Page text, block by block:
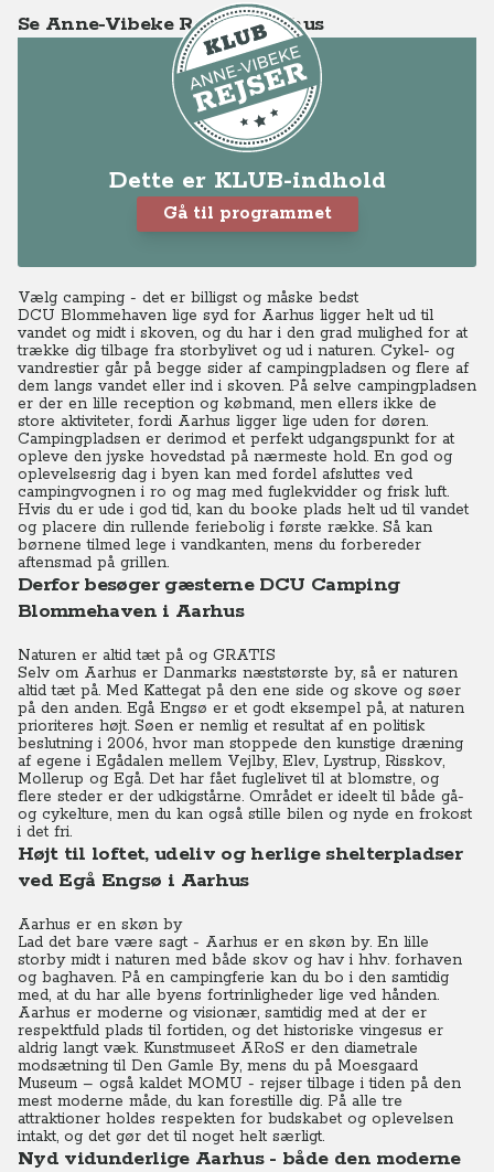
Se Anne-Vibeke Rejser - Aarhus
Dette er KLUB-indhold
Gå til programmet
Vælg camping - det er billigst og måske bedst
DCU Blommehaven lige syd for Aarhus ligger helt ud til
vandet og midt i skoven, og du har i den grad mulighed for at
trække dig tilbage fra storbylivet og ud i naturen. Cykel- og
vandrestier går på begge sider af campingpladsen og flere af
dem langs vandet eller ind i skoven. På selve campingpladsen
er der en lille reception og købmand, men ellers ikke de
store aktiviteter, fordi Aarhus ligger lige uden for døren.
Campingpladsen er derimod et perfekt udgangspunkt for at
opleve den jyske hovedstad på nærmeste hold. En god og
oplevelsesrig dag i byen kan med fordel afsluttes ved
campingvognen i ro og mag med fuglekvidder og frisk luft.
Hvis du er ude i god tid, kan du booke plads helt ud til vandet
og placere din rullende feriebolig i første række. Så kan
børnene tilmed lege i vandkanten, mens du forbereder
aftensmad på grillen.
Derfor besøger gæsterne DCU Camping
Blommehaven i Aarhus
Naturen er altid tæt på og GRATIS
Selv om Aarhus er Danmarks næststørste by, så er naturen
altid tæt på. Med Kattegat på den ene side og skove og søer
på den anden. Egå Engsø er et godt eksempel på, at naturen
prioriteres højt. Søen er nemlig et resultat af en politisk
beslutning i 2006, hvor man stoppede den kunstige dræning
af egene i Egådalen mellem Vejlby, Elev, Lystrup, Risskov,
Mollerup og Egå. Det har fået fuglelivet til at blomstre, og
flere steder er der udkigstårne. Området er ideelt til både gå-
og cykelture, men du kan også stille bilen og nyde en frokost
i det fri.
Højt til loftet, udeliv og herlige shelterpladser
ved Egå Engsø i Aarhus
Aarhus er en skøn by
Lad det bare være sagt - Aarhus er en skøn by. En lille
storby midt i naturen med både skov og hav i hhv. forhaven
og baghaven. På en campingferie kan du bo i den samtidig
med, at du har alle byens fortrinligheder lige ved hånden.
Aarhus er moderne og visionær, samtidig med at der er
respektfuld plads til fortiden, og det historiske vingesus er
aldrig langt væk. Kunstmuseet ARoS er den diametrale
modsætning til Den Gamle By, mens du på Moesgaard
Museum – også kaldet MOMU - rejser tilbage i tiden på den
mest moderne måde, du kan forestille dig. På alle tre
attraktioner holdes respekten for budskabet og oplevelsen
intakt, og det gør det til noget helt særligt.
Nyd vidunderlige Aarhus - både den moderne